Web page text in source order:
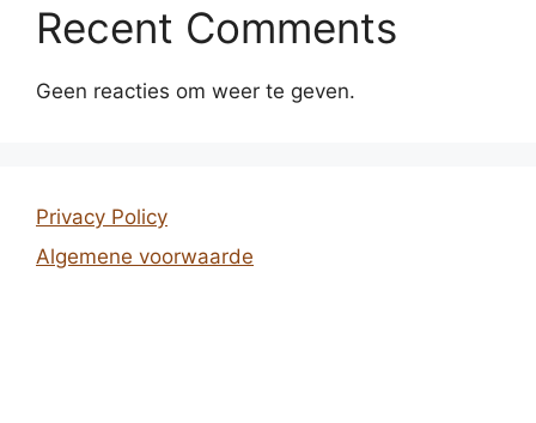
Recent Comments
Geen reacties om weer te geven.
Privacy Policy
Algemene voorwaarde